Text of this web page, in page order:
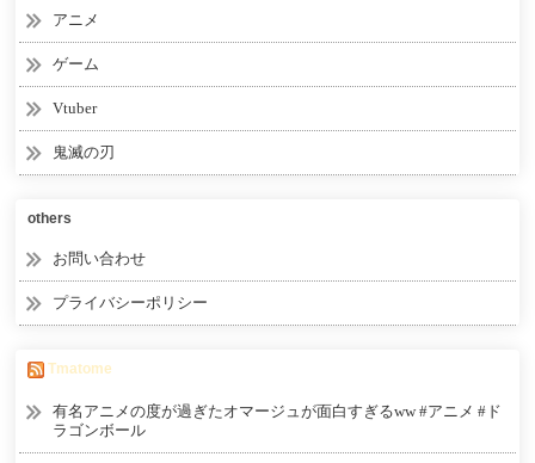
アニメ
ゲーム
Vtuber
鬼滅の刃
others
お問い合わせ
プライバシーポリシー
Tmatome
有名アニメの度が過ぎたオマージュが面白すぎるww #アニメ #ド
ラゴンボール